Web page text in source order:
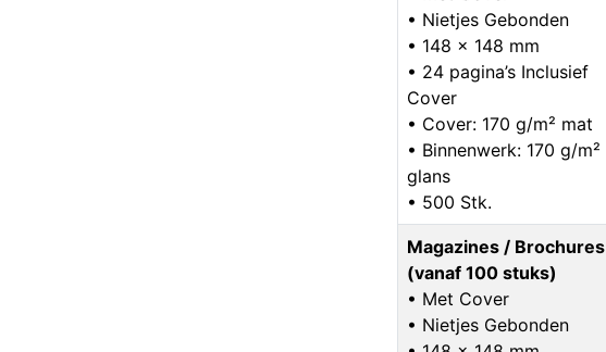
• Nietjes Gebonden
• 148 x 148 mm
• 24 pagina’s Inclusief
Cover
• Cover: 170 g/m² mat
• Binnenwerk: 170 g/m²
glans
• 500 Stk.
Magazines / Brochures
(vanaf 100 stuks)
• Met Cover
• Nietjes Gebonden